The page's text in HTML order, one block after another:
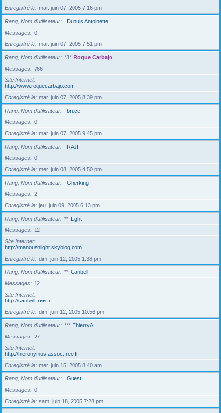
Enregistré le
mar. juin 07, 2005 7:16 pm
Rang, Nom d’utilisateur
Dubuis Antoinette
Messages
0
Enregistré le
mar. juin 07, 2005 7:51 pm
Rang, Nom d’utilisateur *3* Roque Carbajo
Messages
766
Site Internet
http://www.roquecarbajo.com
Enregistré le
mar. juin 07, 2005 8:39 pm
Rang, Nom d’utilisateur
bruce
Messages
0
Enregistré le
mar. juin 07, 2005 9:45 pm
Rang, Nom d’utilisateur
RAJI
Messages
0
Enregistré le
mer. juin 08, 2005 4:50 pm
Rang, Nom d’utilisateur
Gherking
Messages
2
Enregistré le
jeu. juin 09, 2005 6:13 pm
Rang, Nom d’utilisateur ** Light
Messages
12
Site Internet
http://manoushlight.skyblog.com
Enregistré le
dim. juin 12, 2005 1:38 pm
Rang, Nom d’utilisateur ** Canbell
Messages
12
Site Internet
http://canbell.free.fr
Enregistré le
dim. juin 12, 2005 10:56 pm
Rang, Nom d’utilisateur *** ThierryA
Messages
27
Site Internet
http://hieronymus.assoc.free.fr
Enregistré le
mer. juin 15, 2005 8:40 am
Rang, Nom d’utilisateur
Guest
Messages
0
Enregistré le
sam. juin 18, 2005 7:28 pm